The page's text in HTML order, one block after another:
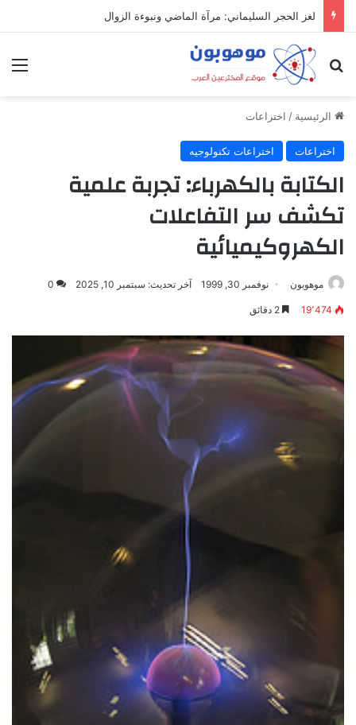
لغز الحجر السليماني: مرآة الماضي ونبوءة الزوال
بحث عن
الرئيسية / اختراعات
اختراعات اختراعات تكنولوجيه
الكتابة بالكهرباء: تجربة علمية
تكشف سر التفاعلات
الكهروكيميائية
موهوبون نوفمبر 30, 1999 آخر تحديث: سبتمبر 10, 2025 0
19٬474